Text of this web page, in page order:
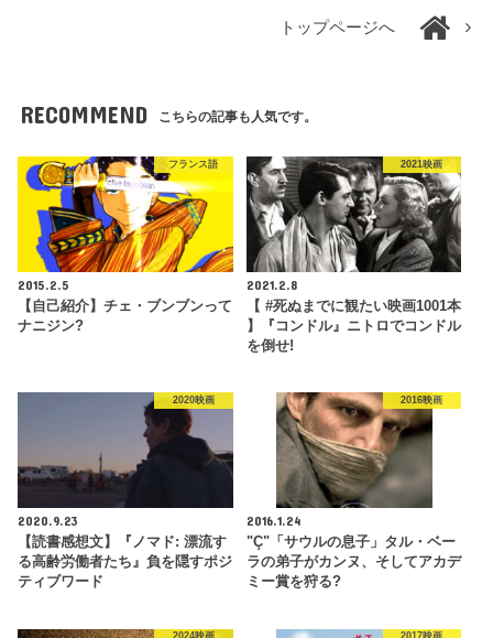
トップページへ
RECOMMEND こちらの記事も人気です。
フランス語
2015.2.5
【自己紹介】チェ・ブンブンって
ナニジン?
2021映画
2021.2.8
【 #死ぬまでに観たい映画1001本
】『コンドル』ニトロでコンドル
を倒せ!
2020映画
2020.9.23
【読書感想文】『ノマド: 漂流す
る高齢労働者たち』負を隠すポジ
ティブワード
2016映画
2016.1.24
"Ç"「サウルの息子」タル・ベー
ラの弟子がカンヌ、そしてアカデ
ミー賞を狩る?